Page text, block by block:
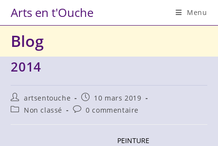
Arts en t'Ouche Menu
Blog
2014
Auteur/autrice
de
la
artsentouche
Publication
publiée :
10 mars 2019
PostNon classé
Commentaires
0 commentaire
PEINTURE